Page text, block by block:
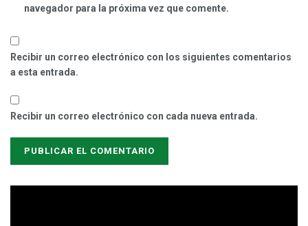
navegador para la próxima vez que comente.
Recibir un correo electrónico con los siguientes comentarios
a esta entrada.
Recibir un correo electrónico con cada nueva entrada.